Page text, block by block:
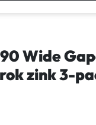
Wide
zink 3-